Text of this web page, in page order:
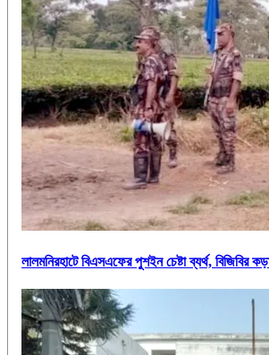
লালমনিরহাটে বিএসএফের পুশইন চেষ্টা ব্যর্থ, বিজিবির